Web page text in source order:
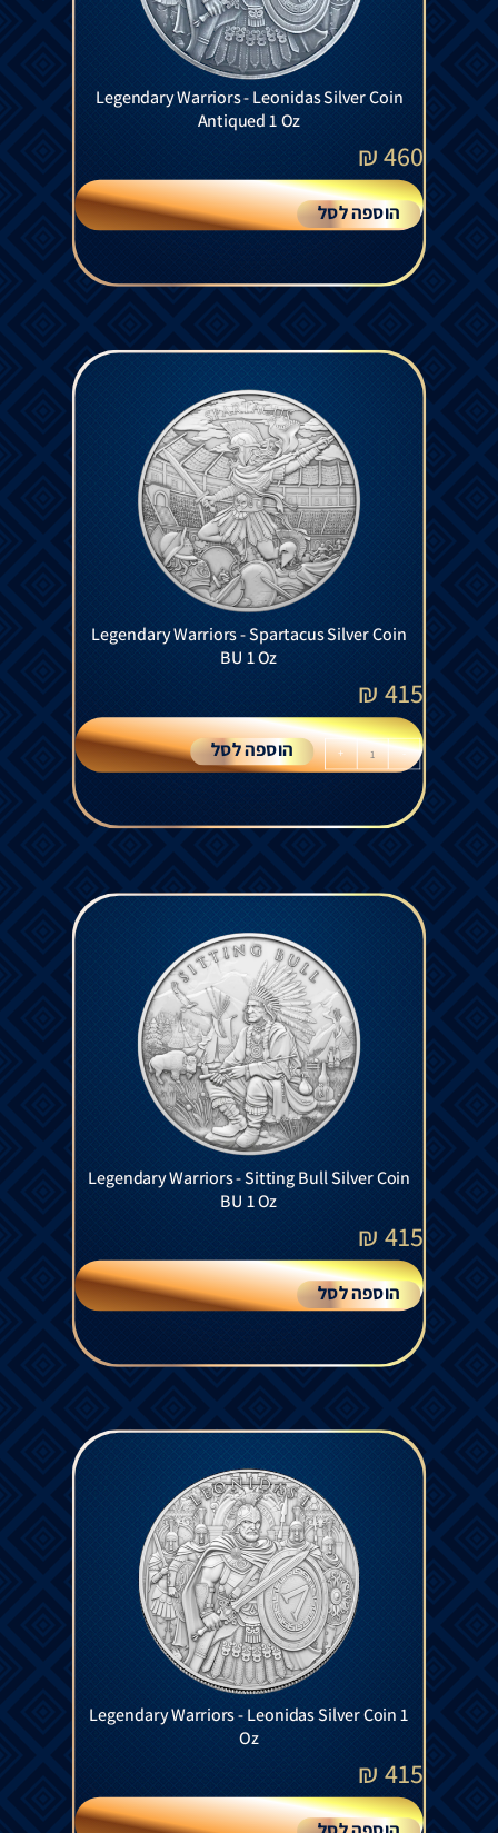
Legendary Warriors - Leonidas Silver Coin
Antiqued 1 Oz
460
₪
הוספה לסל
Legendary Warriors - Spartacus Silver Coin
BU 1 Oz
415
₪
-
+ הוספה לסל
Legendary Warriors - Sitting Bull Silver Coin
BU 1 Oz
415
₪
הוספה לסל
Legendary Warriors - Leonidas Silver Coin 1
Oz
415
₪